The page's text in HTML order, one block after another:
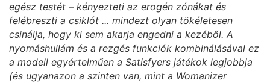
egész testét – kényezteti az erogén zónákat és
felébreszti a csiklót ... mindezt olyan tökéletesen
csinálja, hogy ki sem akarja engedni a kezéből. A
nyomáshullám és a rezgés funkciók kombinálásával ez
a modell egyértelműen a Satisfyers játékok legjobbja
(és ugyanazon a szinten van, mint a Womanizer